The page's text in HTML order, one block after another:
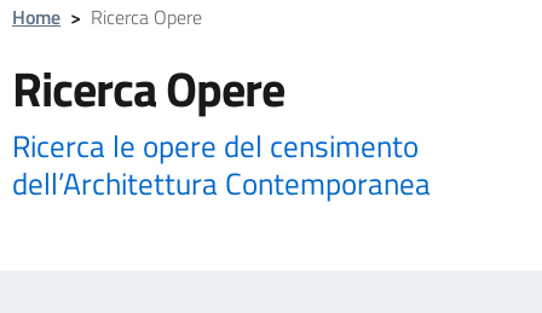
Home > Ricerca Opere
Ricerca Opere
Ricerca le opere del censimento
dell’Architettura Contemporanea